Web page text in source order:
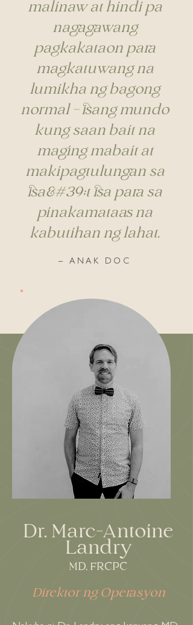
malinaw at hindi pa
nagagawang
pagkakataon para
magkatuwang na
lumikha ng bagong
normal – isang mundo
kung saan bait na
maging mabait at
makipagtulungan sa
isa&#39;t isa para sa
pinakamataas na
kabutihan ng lahat.
– ANAK DOC
Dr. Marc-Antoine
Landry
MD, FRCPC
Direktor ng Operasyon